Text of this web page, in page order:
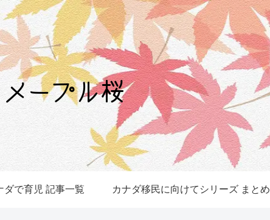
ダで育児 記事一覧 カナダ移民に向けてシリーズ まとめ